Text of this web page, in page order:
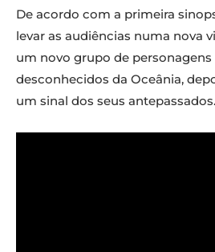
De acordo com a primeira
levar as audiências numa nova
um novo grupo de personagens
desconhecidos da Oceânia,
um sinal dos seus antepassados.